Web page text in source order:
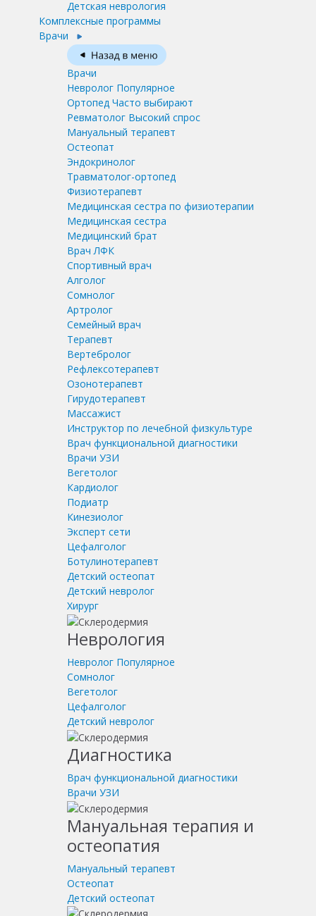
Детская неврология
Комплексные программы
Врачи
Врачи
Невролог Популярное
Ортопед Часто выбирают
Ревматолог Высокий спрос
Мануальный терапевт
Остеопат
Эндокринолог
Травматолог-ортопед
Физиотерапевт
Медицинская сестра по физиотерапии
Медицинская сестра
Медицинский брат
Врач ЛФК
Спортивный врач
Алголог
Сомнолог
Артролог
Семейный врач
Терапевт
Вертебролог
Рефлексотерапевт
Озонотерапевт
Гирудотерапевт
Массажист
Инструктор по лечебной физкультуре
Врач функциональной диагностики
Врачи УЗИ
Вегетолог
Кардиолог
Подиатр
Кинезиолог
Эксперт сети
Цефалголог
Ботулинотерапевт
Детский остеопат
Детский невролог
Хирург
Неврология
Невролог Популярное
Сомнолог
Вегетолог
Цефалголог
Детский невролог
Диагностика
Врач функциональной диагностики
Врачи УЗИ
Мануальная терапия и
остеопатия
Мануальный терапевт
Остеопат
Детский остеопат